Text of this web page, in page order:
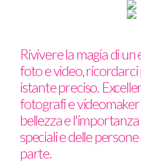
Rivivere la magia di
foto e video,
istante preciso.
fotografi e videomaker
bellezza e
speciali e delle
parte.